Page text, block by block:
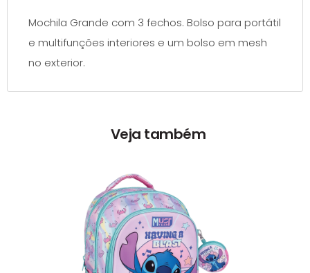
Mochila Grande com 3 fechos. Bolso para portátil
e multifunções interiores e um bolso em mesh
no exterior.
Veja também